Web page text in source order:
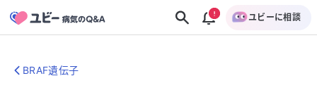
ユビーに相談
BRAF遺伝子